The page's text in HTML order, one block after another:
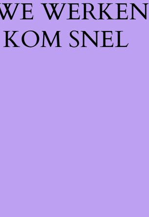
WERKEN
SNEL